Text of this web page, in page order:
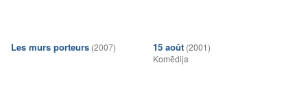
Les murs porteurs (2007) 15 août (2001)
Komēdija